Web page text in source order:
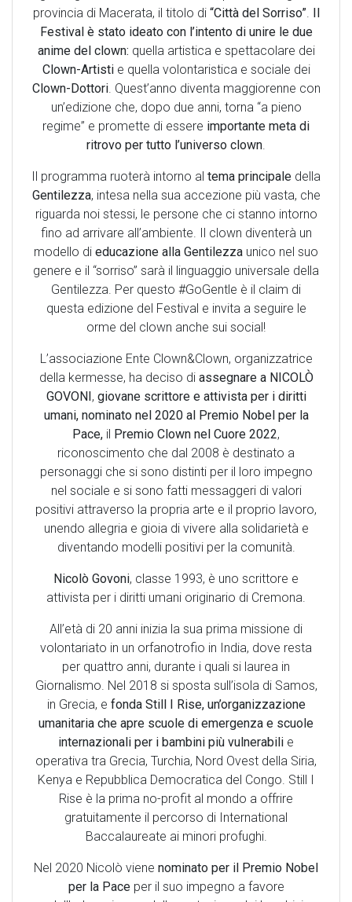
provincia di Macerata, il titolo di “Città del Sorriso”. Il
Festival è stato ideato con l’intento di unire le due
anime del clown: quella artistica e spettacolare dei
Clown-Artisti e quella volontaristica e sociale dei
Clown-Dottori. Quest’anno diventa maggiorenne con
un’edizione che, dopo due anni, torna “a pieno
regime” e promette di essere importante meta di
ritrovo per tutto l’universo clown.
Il programma ruoterà intorno al tema principale della
Gentilezza, intesa nella sua accezione più vasta, che
riguarda noi stessi, le persone che ci stanno intorno
fino ad arrivare all’ambiente. Il clown diventerà un
modello di educazione alla Gentilezza unico nel suo
genere e il “sorriso” sarà il linguaggio universale della
Gentilezza. Per questo #GoGentle è il claim di
questa edizione del Festival e invita a seguire le
orme del clown anche sui social!
L’associazione Ente Clown&Clown, organizzatrice
della kermesse, ha deciso di assegnare a NICOLÒ
GOVONI, giovane scrittore e attivista per i diritti
umani, nominato nel 2020 al Premio Nobel per la
Pace, il Premio Clown nel Cuore 2022,
riconoscimento che dal 2008 è destinato a
personaggi che si sono distinti per il loro impegno
nel sociale e si sono fatti messaggeri di valori
positivi attraverso la propria arte e il proprio lavoro,
unendo allegria e gioia di vivere alla solidarietà e
diventando modelli positivi per la comunità.
Nicolò Govoni, classe 1993, è uno scrittore e
attivista per i diritti umani originario di Cremona.
All’età di 20 anni inizia la sua prima missione di
volontariato in un orfanotrofio in India, dove resta
per quattro anni, durante i quali si laurea in
Giornalismo. Nel 2018 si sposta sull’isola di Samos,
in Grecia, e fonda Still I Rise, un’organizzazione
umanitaria che apre scuole di emergenza e scuole
internazionali per i bambini più vulnerabili e
operativa tra Grecia, Turchia, Nord Ovest della Siria,
Kenya e Repubblica Democratica del Congo. Still I
Rise è la prima no-profit al mondo a offrire
gratuitamente il percorso di International
Baccalaureate ai minori profughi.
Nel 2020 Nicolò viene nominato per il Premio Nobel
per la Pace per il suo impegno a favore